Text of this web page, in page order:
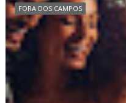
FORA DOS CAMPOS